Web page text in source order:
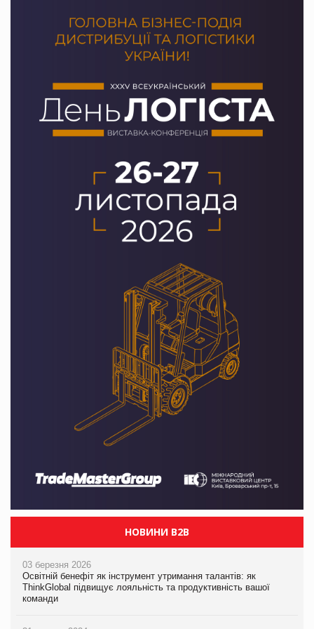
НОВИНИ B2B
03 березня 2026
Освітній бенефіт як інструмент утримання талантів: як
ThinkGlobal підвищує лояльність та продуктивність вашої
команди